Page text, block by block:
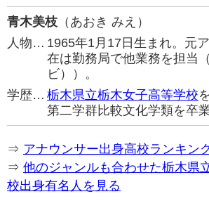
青木美枝 （あおき みえ）
人物… 1965年1月17日生まれ。元
在は勤務局で他業務を担当
ビ））。
学歴… 栃木県立栃木女子高等学校
第二学群比較文化学類を卒
⇒ アナウンサー出身高校ランキン
⇒ 他のジャンルも合わせた栃木県
校出身有名人を見る